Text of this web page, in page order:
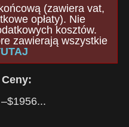
(zawiera vat,
opłaty). Nie
kosztów.
zawierają wszystkie